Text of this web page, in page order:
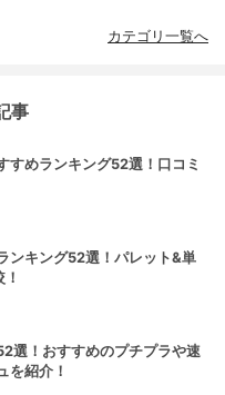
カテゴリ一覧へ
事
すめランキング52選！口コミ
ンキング52選！パレット&単
選！おすすめのプチプラや速
を紹介！